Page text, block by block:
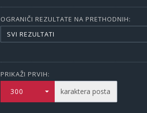
OGRANIČI REZULTATE NA PRETHODNIH:
SVI REZULTATI
PRIKAŽI PRVIH:
300 karaktera posta